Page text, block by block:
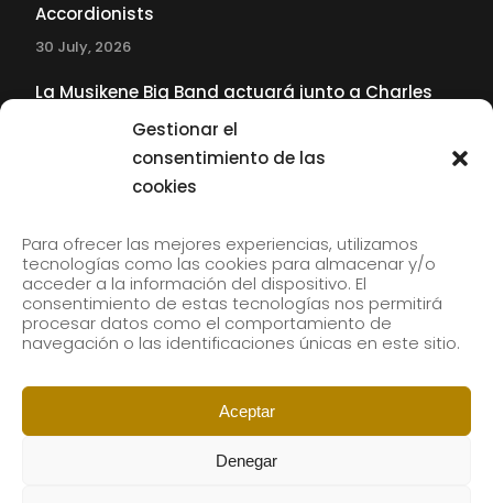
Gestionar el
consentimiento de las
cookies
Para ofrecer las mejores experiencias, utilizamos
tecnologías como las cookies para almacenar y/o
acceder a la información del dispositivo. El
consentimiento de estas tecnologías nos permitirá
procesar datos como el comportamiento de
navegación o las identificaciones únicas en este sitio.
Aceptar
Denegar
Accordionists
30 July, 2026
La Musikene Big Band actuará junto a Charles
Tolliver en el 61 Jazzaldia
Subscribe to our newsletter to receive our news by
email.